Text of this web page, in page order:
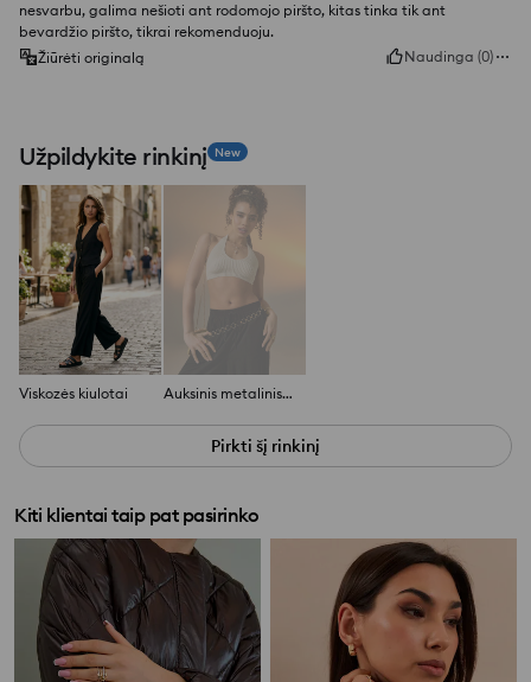
nesvarbu, galima nešioti ant rodomojo piršto, kitas tinka tik ant
bevardžio piršto, tikrai rekomenduoju.
Žiūrėti originalą
Naudinga (0)
Užpildykite rinkinį New
Viskozės kiulotai Auksinis metalinis grandinėlės diržas
Pirkti šį rinkinį
Kiti klientai taip pat pasirinko